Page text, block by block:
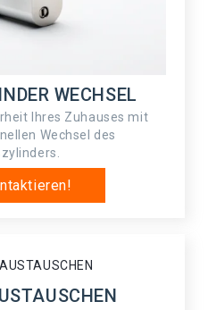
WECHSEL
Ihres Zuhauses mit
Wechsel des